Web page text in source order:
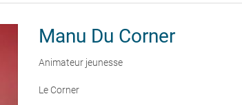
Manu Du Corner
Animateur jeunesse
Le Corner